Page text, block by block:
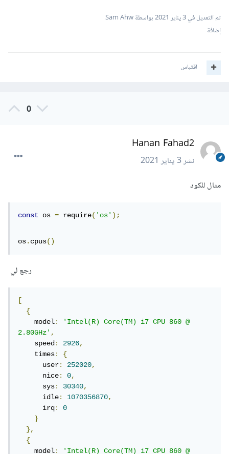
تم التعديل في3 يناير 2021
بواسطة Sam Ahw
إضافة
اقتباس
0
Hanan Fahad2
نشر3 يناير 2021
مثال للكود
const os = require('os');
os.cpus()
رجع لي
[
{
    model
:
'Intel(R) Core(TM) i7 CPU 860 @
2.80GHz',
    speed
: 2926,
    times
:
{
      user
: 252020,
      nice
: 0,
      sys
: 30340,
      idle
: 1070356870,
      irq
:
0
}
},
{
    model
: 'Intel(R) Core(TM) i7 CPU 860 @